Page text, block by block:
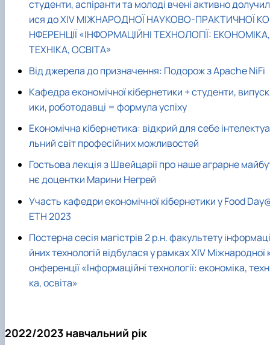
студенти, аспіранти та молоді вчені активно долучил
ися до XIV МІЖНАРОДНОЇ НАУКОВО-ПРАКТИЧНОЇ КО
НФЕРЕНЦІЇ «ІНФОРМАЦІЙНІ ТЕХНОЛОГІЇ: ЕКОНОМІКА,
ТЕХНІКА, ОСВІТА»
Від джерела до призначення: Подорож з Apache NiFi
Кафедра економічної кібернетики + студенти,
ики, роботодавці = формула успіху
Економічна кібернетика: відкрий для себе інтелектуа
льний світ професійних можливостей
Гостьова лекція з Швейцарії про наше аграрне
нє доцентки Марини Негрей
Участь кафедри економічної кібернетики у Food
ETH 2023
Постерна сесія магістрів 2 р.н. факультету інформаці
йних технологій відбулася у рамках ХІV Міжнародної
онференції «Інформаційні технології: економіка,
ка, освіта»
2022/2023 навчальний рік